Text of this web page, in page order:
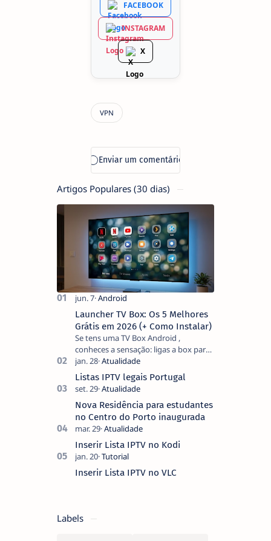
FACEBOOK
INSTAGRAM
X
Artigos Populares (30 dias)
Launcher TV Box: Os 5 Melhores
Grátis em 2026 (+ Como Instalar)
Se tens uma TV Box Android ,
conheces a sensação: ligas a box para
ver um filme e o ecrã inicial está
coberto de sugestões que não
pediste, ban…
Listas IPTV legais Portugal
Nova Residência para estudantes
no Centro do Porto inaugurada
Inserir Lista IPTV no Kodi
Inserir Lista IPTV no VLC
Labels